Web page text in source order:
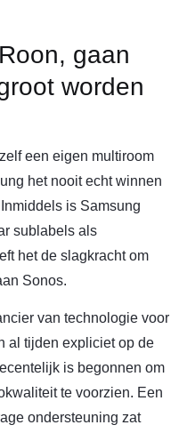
gaan
worden
een eigen multiroom
het nooit echt winnen
is Samsung
sublabels als
het de slagkracht om
Sonos.
van technologie voor
al tijden expliciet op de
is begonnen om
te voorzien. Een
ondersteuning zat